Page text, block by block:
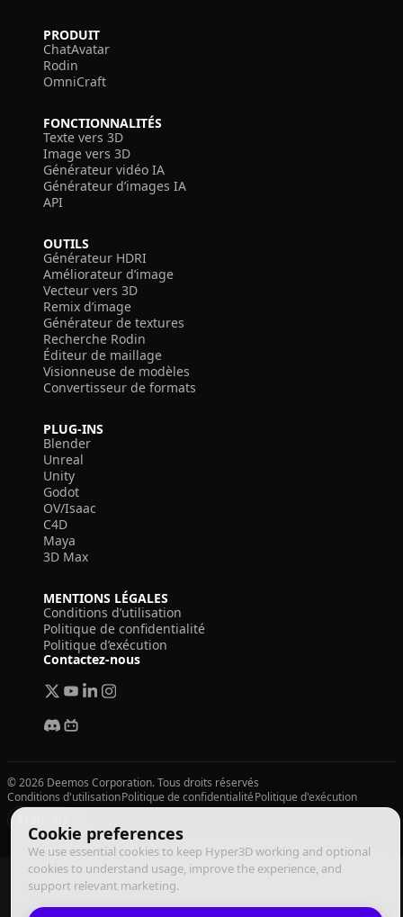
Cookie preferences
We use essential cookies to keep Hyper3D working and optional
cookies to understand usage, improve the experience, and
support relevant marketing.
PRODUIT
ChatAvatar
Rodin
OmniCraft
FONCTIONNALITÉS
Texte vers 3D
Image vers 3D
Générateur vidéo IA
Générateur d’images IA
API
OUTILS
Générateur HDRI
Améliorateur d’image
Vecteur vers 3D
Remix d’image
Générateur de textures
Recherche Rodin
Éditeur de maillage
Visionneuse de modèles
Convertisseur de formats
PLUG-INS
Blender
Unreal
Unity
Godot
OV/Isaac
C4D
Maya
3D Max
MENTIONS LÉGALES
Conditions d’utilisation
Politique de confidentialité
Politique d’exécution
Contactez-nous
© 2026 Deemos Corporation. Tous droits réservés
Conditions d'utilisationPolitique de confidentialitéPolitique d'exécution